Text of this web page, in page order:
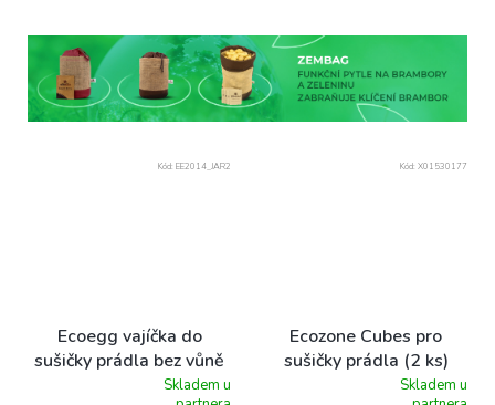
Ecoegg vajíčka do
sušičky prádla bez vůně
Skladem u
Kód: EE2014_JAR2
Ecozone Cubes pro
sušičky prádla (2 ks)
Skladem u
Kód: X01530177